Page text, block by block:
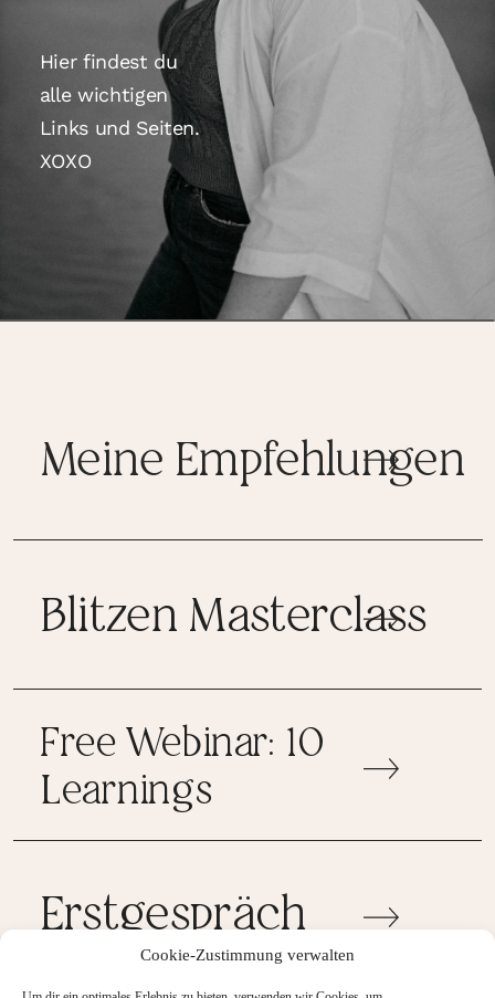
Cookie-Zustimmung verwalten
Meine Empfehlungen
Blitzen Masterclass
Free Webinar: 10
Learnings
Hier findest du
alle wichtigen
Links und Seiten.
XOXO
Erstgespräch
KONTAKT